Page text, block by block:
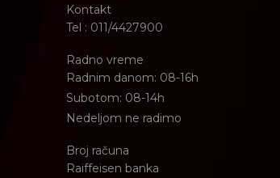
Kontakt
Tel : 011/4427900
Radno vreme
Radnim danom: 08-16h
Subotom: 08-14h
Nedeljom ne radimo
Broj računa
Raiffeisen banka